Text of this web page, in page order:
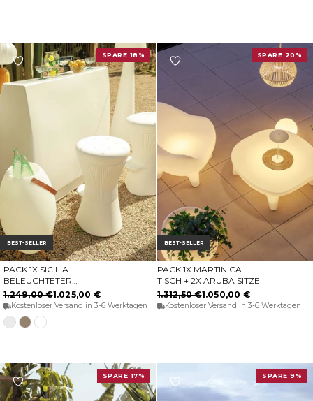
BEST-SELLER
SPARE 18%
OPTIONEN WÄHLEN
PACK 1X SICILIA
BELEUCHTETER
BARTHEKE + 2X RUNDER
HOHER HOCKER CORFU
74
1.249,00 €1.025,00 €
Kostenloser Versand in 3-6 Werktagen
Weiss
TaupeTransluzentes
BEST-SELLER
SPARE 20%
IN DEN WARENKORB
PACK 1X MARTINICA
TISCH + 2X ARUBA SITZE
1.312,50 €1.050,00 €
Kostenloser Versand in 3-6 Werktagen
SPARE 17% SPARE 9%